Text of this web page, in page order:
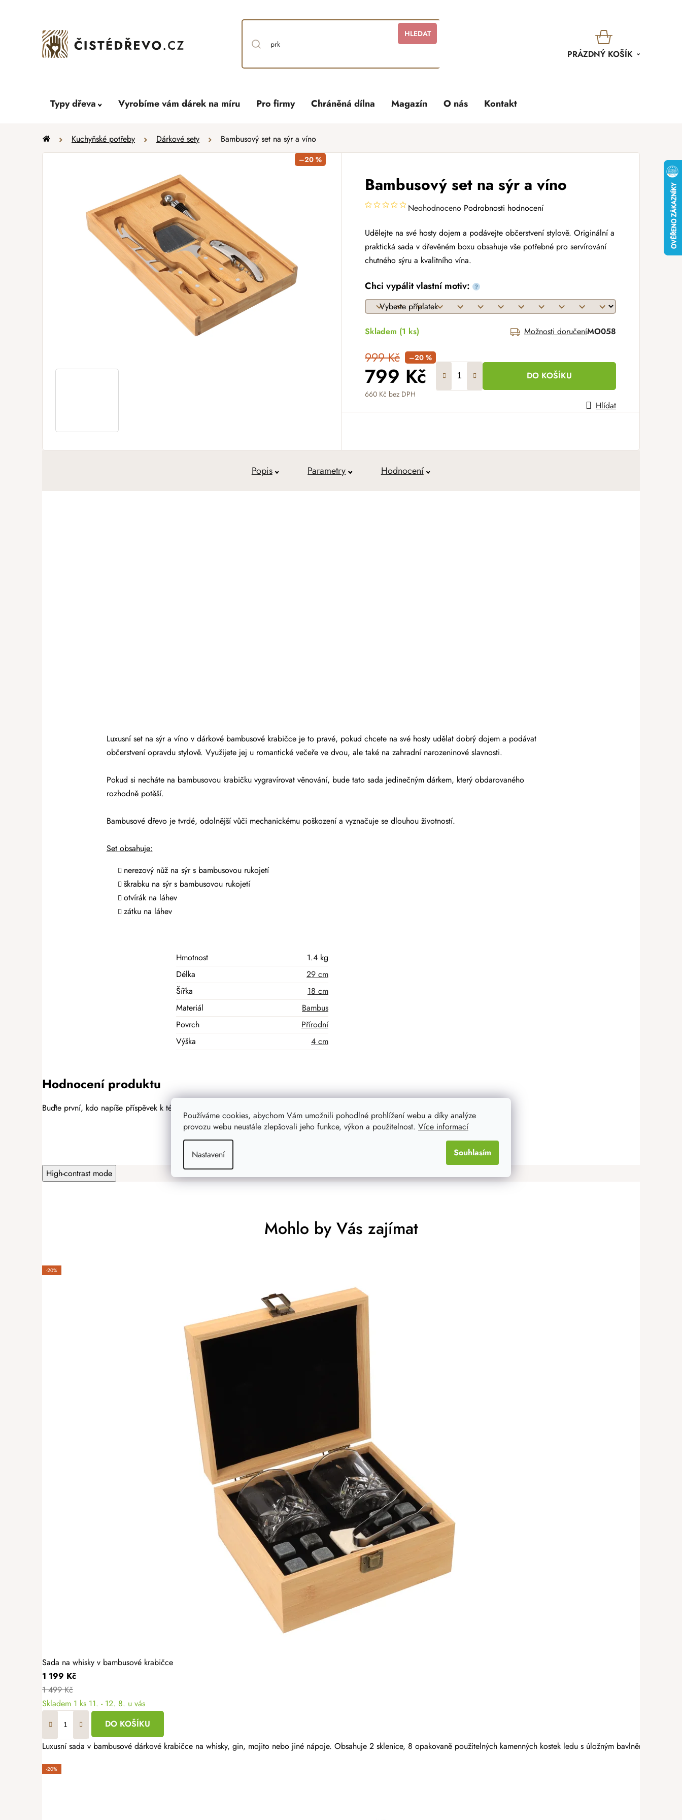
Používáme cookies, abychom Vám umožnili pohodlné prohlížení webu a díky analýze
provozu webu neustále zlepšovali jeho funkce, výkon a použitelnost. Více informací
Nastavení Souhlasím
HLEDAT
KOŠÍK
PRÁZDNÝ KOŠÍK
Typy dřeva Vyrobíme vám dárek na míru Pro firmy Chráněná dílna Magazín O nás Kontakt
Domů Kuchyňské potřeby Dárkové sety Bambusový set na sýr a víno
Bambusový set na sýr a víno
Neohodnoceno Podrobnosti hodnocení
Udělejte na své hosty dojem a podávejte občerstvení stylově. Originální a
praktická sada v dřevěném boxu obsahuje vše potřebné pro servírování
chutného sýru a kvalitního vína.
Chci vypálit vlastní motiv: ?
Skladem (1 ks) Možnosti doručeníMO058
999 Kč –20 %
799 Kč
660 Kč bez DPH
Měrná cena:
DO KOŠÍKU
Hlídat
–20 %
Popis Parametry Hodnocení
Luxusní set na sýr a víno v dárkové bambusové krabičce je to pravé, pokud chcete na své hosty udělat dobrý dojem a podávat
občerstvení opravdu stylově. Využijete jej u romantické večeře ve dvou, ale také na zahradní narozeninové slavnosti.
Pokud si necháte na bambusovou krabičku vygravírovat věnování, bude tato sada jedinečným dárkem, který obdarovaného
rozhodně potěší.
Bambusové dřevo je tvrdé, odolnější vůči mechanickému poškození a vyznačuje se dlouhou životností.
Set obsahuje:
nerezový nůž na sýr s bambusovou rukojetí
škrabku na sýr s bambusovou rukojetí
otvírák na láhev
zátku na láhev
Hmotnost
1.4 kg
Délka
29 cm
Šířka
18 cm
Materiál
Bambus
Povrch
Přírodní
Výška
4 cm
Hodnocení produktu
Buďte první, kdo napíše příspěvek k této položce.
High-contrast mode
Mohlo by Vás zajímat
-20%
Sada na whisky v bambusové krabičce
1 199 Kč
1 499 Kč
Skladem 1 ks 11. - 12. 8. u vás
DO KOŠÍKU
Luxusní sada v bambusové dárkové krabičce na whisky, gin, mojito nebo jiné nápoje. Obsahuje 2 sklenice, 8 opakovaně použitelných kamenných kostek ledu s úložným bavlněným
-20%